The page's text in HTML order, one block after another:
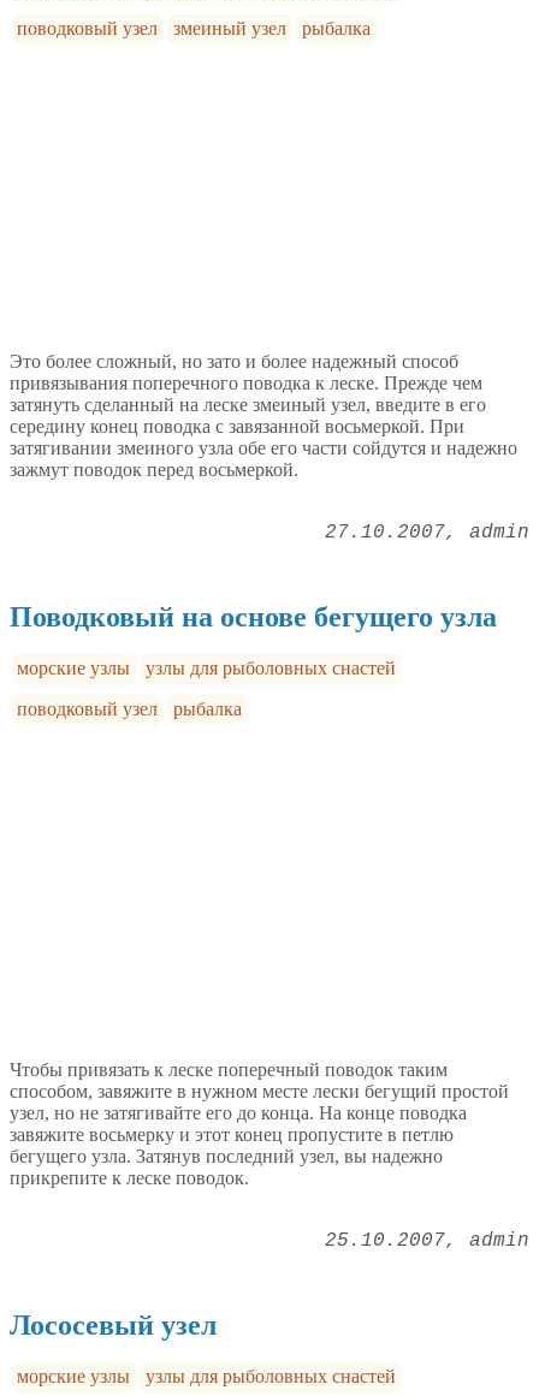
поводковый узел
змеиный узел рыбалка
Это более сложный, но зато и более надежный способ
привязывания поперечного поводка к леске. Прежде чем
затянуть сделанный на леске змеиный узел, введите в его
середину конец поводка с завязанной восьмеркой. При
затягивании змеиного узла обе его части сойдутся и надежно
зажмут поводок перед восьмеркой.
27.10.2007 admin
Поводковый на основе бегущего узла
морские узлы
узлы для рыболовных снастей
поводковый узел
рыбалка
Чтобы привязать к леске поперечный поводок таким
способом, завяжите в нужном месте лески бегущий простой
узел, но не затягивайте его до конца. На конце поводка
завяжите восьмерку и этот конец пропустите в петлю
бегущего узла. Затянув последний узел, вы надежно
прикрепите к леске поводок.
25.10.2007 admin
Лососевый узел
морские узлы узлы для рыболовных снастей